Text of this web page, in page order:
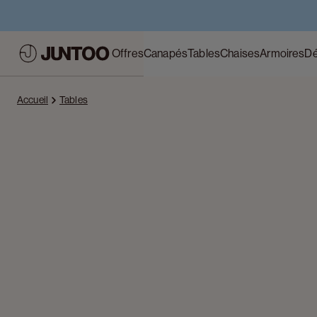
OffresCanapésTablesChaisesArmoires
Accueil Tables